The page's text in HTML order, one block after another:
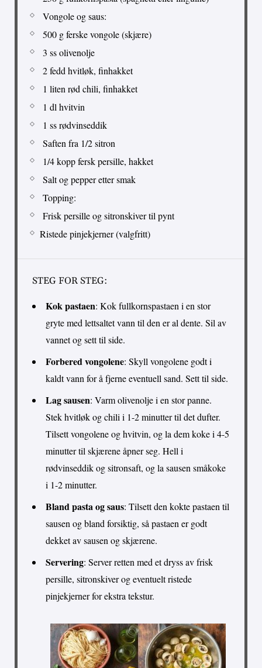
Vongole og saus:
500 g ferske vongole (skjære)
3 ss olivenolje
2 fedd hvitløk, finhakket
1 liten rød chili, finhakket
1 dl hvitvin
1 ss rødvinseddik
Saften fra 1/2 sitron
1/4 kopp fersk persille, hakket
Salt og pepper etter smak
Topping:
Frisk persille og sitronskiver til pynt
Ristede pinjekjerner (valgfritt)
STEG FOR STEG:
Kok pastaen: Kok fullkornspastaen i en stor
gryte med lettsaltet vann til den er al dente. Sil av
vannet og sett til side.
Forbered vongolene: Skyll vongolene godt i
kaldt vann for å fjerne eventuell sand. Sett til side.
Lag sausen: Varm olivenolje i en stor panne.
Stek hvitløk og chili i 1-2 minutter til det dufter.
Tilsett vongolene og hvitvin, og la dem koke i 4-5
minutter til skjærene åpner seg. Hell i
rødvinseddik og sitronsaft, og la sausen småkoke
i 1-2 minutter.
Bland pasta og saus: Tilsett den kokte pastaen til
sausen og bland forsiktig, så pastaen er godt
dekket av sausen og skjærene.
Servering: Server retten med et dryss av frisk
persille, sitronskiver og eventuelt ristede
pinjekjerner for ekstra tekstur.